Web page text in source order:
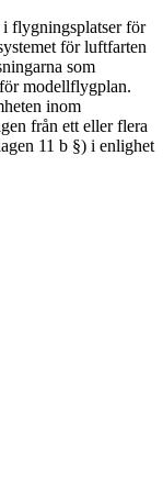
flygningsplatser för
för luftfarten
som
modellflygplan.
inom
från ett eller flera
11 b §) i enlighet